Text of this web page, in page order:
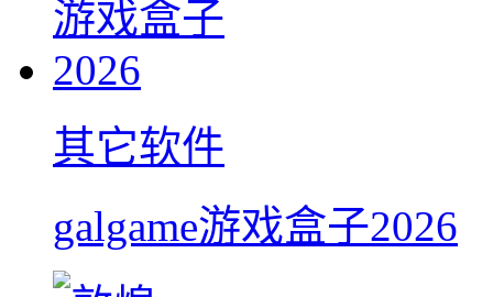
其它软件
galgame游戏盒子2026